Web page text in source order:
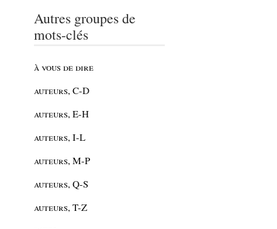
Autres groupes de
mots-clés
à vous de dire
auteurs, C-D
auteurs, E-H
auteurs, I-L
auteurs, M-P
auteurs, Q-S
auteurs, T-Z